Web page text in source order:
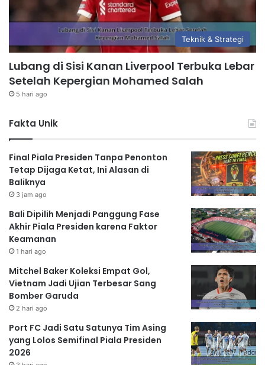
Teknik & Strategi
Lubang di Sisi Kanan Liverpool Terbuka Lebar
Setelah Kepergian Mohamed Salah
5 hari ago
Fakta Unik
Final Piala Presiden Tanpa Penonton
Tetap Dijaga Ketat, Ini Alasan di
Baliknya
3 jam ago
Bali Dipilih Menjadi Panggung Fase
Akhir Piala Presiden karena Faktor
Keamanan
1 hari ago
Mitchel Baker Koleksi Empat Gol,
Vietnam Jadi Ujian Terbesar Sang
Bomber Garuda
2 hari ago
Port FC Jadi Satu Satunya Tim Asing
yang Lolos Semifinal Piala Presiden
2026